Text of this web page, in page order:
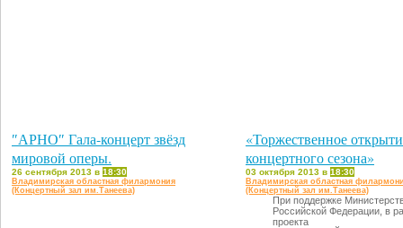
″АРНО″ Гала-концерт звёзд
мировой оперы.
26 сентября 2013 в 18:30
Владимирская областная филармония
(Концертный зал им.Танеева)
«Торжественное
концертного сезона»
03 октября 2013 в 18:30
Владимирская областная
(Концертный зал им.Танеева)
При поддержке
Российской Федерации, в
проекта